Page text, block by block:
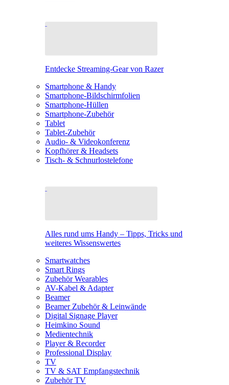
Entdecke Streaming-Gear von Razer
Smartphone & Handy
Smartphone-Bildschirmfolien
Smartphone-Hüllen
Smartphone-Zubehör
Tablet
Tablet-Zubehör
Audio- & Videokonferenz
Kopfhörer & Headsets
Tisch- & Schnurlostelefone
Alles rund ums Handy – Tipps, Tricks und
weiteres Wissenswertes
Smartwatches
Smart Rings
Zubehör Wearables
AV-Kabel & Adapter
Beamer
Beamer Zubehör & Leinwände
Digital Signage Player
Heimkino Sound
Medientechnik
Player & Recorder
Professional Display
TV
TV & SAT Empfangstechnik
Zubehör TV